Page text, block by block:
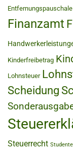
Entfernungspauschale
Finanzamt
Kinderfreibetrag
Lohnsteuer
Scheidung
Steuerrecht